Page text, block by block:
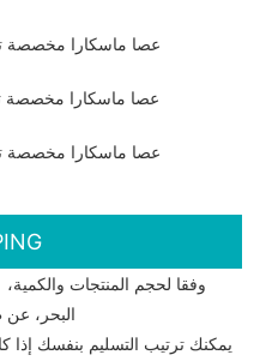
وفقا لحجم المنتجات